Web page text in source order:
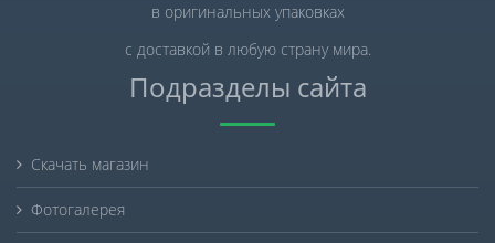
в оригинальных упаковках
с доставкой в любую страну мира.
Подразделы сайта
Скачать магазин
Фотогалерея